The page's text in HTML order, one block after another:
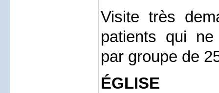
Visite très
patients qui
par groupe de
ÉGLISE